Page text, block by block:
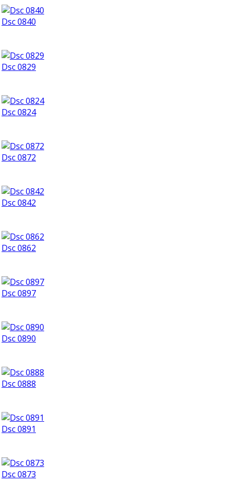
Dsc 0840
Dsc 0829
Dsc 0824
Dsc 0872
Dsc 0842
Dsc 0862
Dsc 0897
Dsc 0890
Dsc 0888
Dsc 0891
Dsc 0873